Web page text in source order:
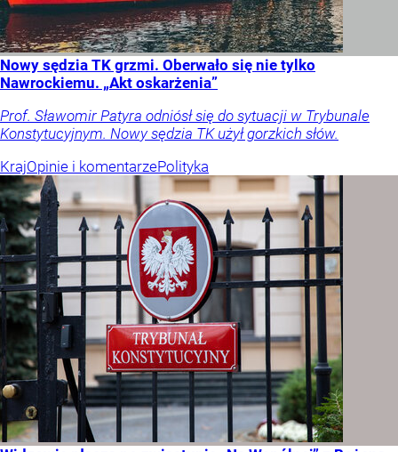
Nowy sędzia TK grzmi. Oberwało się nie tylko
Nawrockiemu. „Akt oskarżenia”
Prof. Sławomir Patyra odniósł się do sytuacji w Trybunale
Konstytucyjnym. Nowy sędzia TK użył gorzkich słów.
KrajOpinie i komentarzePolityka